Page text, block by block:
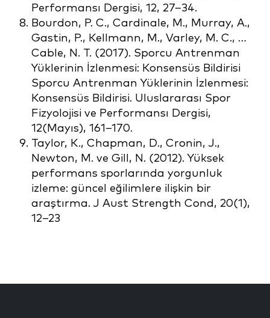
Performansı Dergisi, 12, 27–34.
Bourdon, P. C., Cardinale, M., Murray, A.,
Gastin, P., Kellmann, M., Varley, M. C., …
Cable, N. T. (2017). Sporcu Antrenman
Yüklerinin İzlenmesi: Konsensüs Bildirisi
Sporcu Antrenman Yüklerinin İzlenmesi:
Konsensüs Bildirisi. Uluslararası Spor
Fizyolojisi ve Performansı Dergisi,
12(Mayıs), 161–170.
Taylor, K., Chapman, D., Cronin, J.,
Newton, M. ve Gill, N. (2012). Yüksek
performans sporlarında yorgunluk
izleme: güncel eğilimlere ilişkin bir
araştırma. J Aust Strength Cond, 20(1),
12–23